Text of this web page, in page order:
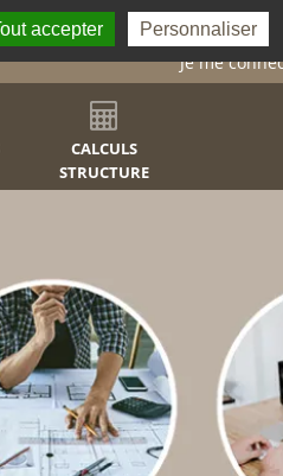
Je me
CALCULS
STRUCTURE
accepter Personnaliser